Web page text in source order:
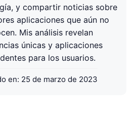
y compartir noticias sobre
aplicaciones que aún no
Mis análisis revelan
únicas y aplicaciones
para los usuarios.
en: 25 de marzo de 2023